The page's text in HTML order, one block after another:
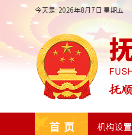
今天是: 2026年8月7日 星期五
首页 机构设置